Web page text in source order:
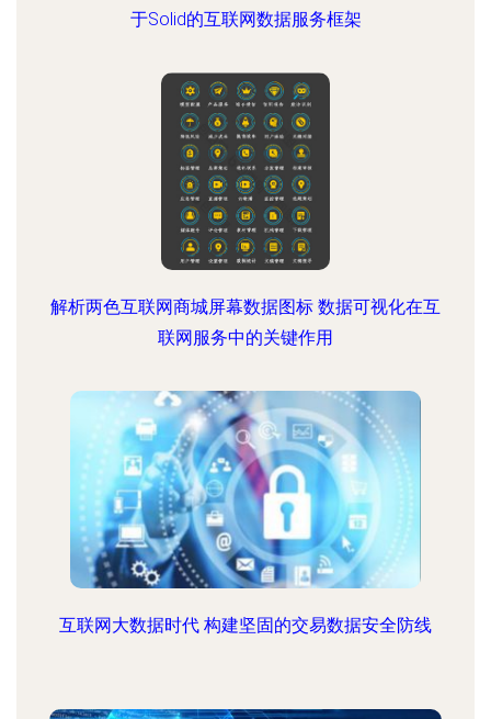
于Solid的互联网数据服务框架
解析两色互联网商城屏幕数据图标 数据可视化在互
联网服务中的关键作用
互联网大数据时代 构建坚固的交易数据安全防线